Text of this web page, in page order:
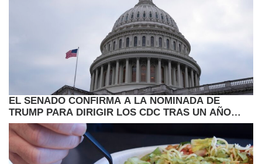
EL SENADO CONFIRMA A LA NOMINADA DE
TRUMP PARA DIRIGIR LOS CDC TRAS UN AÑO
VACANTE